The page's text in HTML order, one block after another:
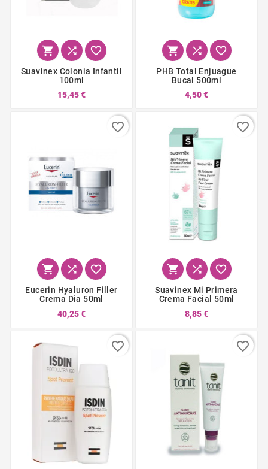
  
Suavinex Colonia Infantil
100ml
15,45 €
  
PHB Total Enjuague
Bucal 500ml
4,50 €
  
Eucerin Hyaluron Filler
Crema Dia 50ml
40,25 €
favorite_border
  
Suavinex Mi Primera
Crema Facial 50ml
8,85 €
favorite_border
favorite_border favorite_border